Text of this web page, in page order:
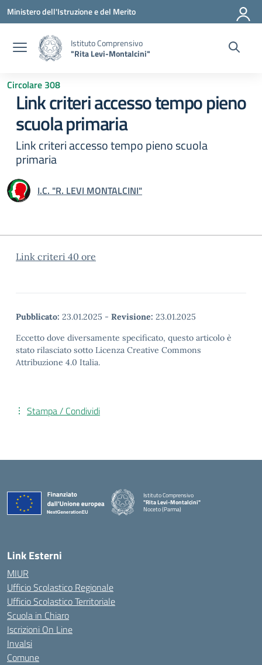
Vai ai contenuti
Vai al menu di navigazione
Vai al footer
Ministero dell'Istruzione e del Merito
Istituto Comprensivo
"Rita Levi-Montalcini"
Circolare 308
Link criteri accesso tempo pieno
scuola primaria
Link criteri accesso tempo pieno scuola
primaria
I.C. "R. LEVI MONTALCINI"
Link criteri 40 ore
Pubblicato: 23.01.2025 - Revisione: 23.01.2025
Eccetto dove diversamente specificato, questo articolo è
stato rilasciato sotto Licenza Creative Commons
Attribuzione 4.0 Italia.
Stampa / Condividi
Istituto Comprensivo
"Rita Levi-Montalcini"
Noceto (Parma)
Link Esterni
MIUR
Ufficio Scolastico Regionale
Ufficio Scolastico Territoriale
Scuola in Chiaro
Iscrizioni On Line
Invalsi
Comune